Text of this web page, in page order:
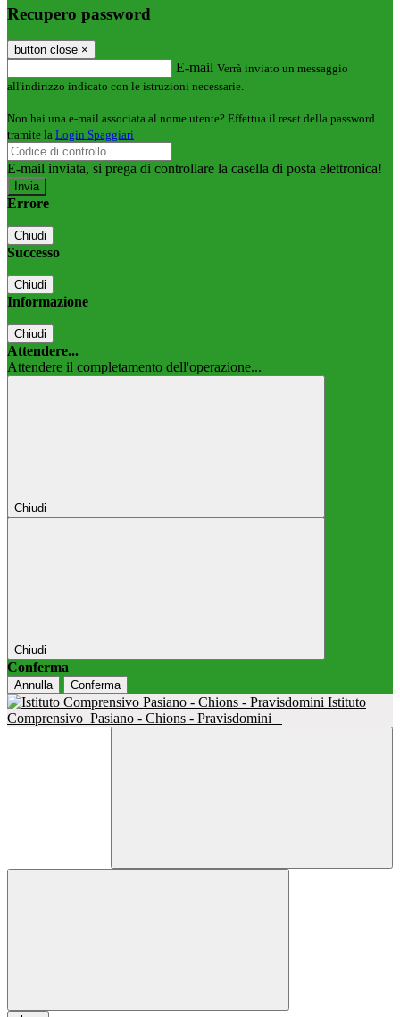
Recupero password
button close ×
E-mail Verrà inviato un messaggio
all'indirizzo indicato con le istruzioni necessarie.
Non hai una e-mail associata al nome utente? Effettua il reset della password
tramite la Login Spaggiari
E-mail inviata, si prega di controllare la casella di posta elettronica!
Errore
Chiudi
Successo
Chiudi
Informazione
Chiudi
Attendere...
Attendere il completamento dell'operazione...
Chiudi
Chiudi
Conferma
Annulla Conferma
Istituto
Comprensivo Pasiano - Chions - Pravisdomini